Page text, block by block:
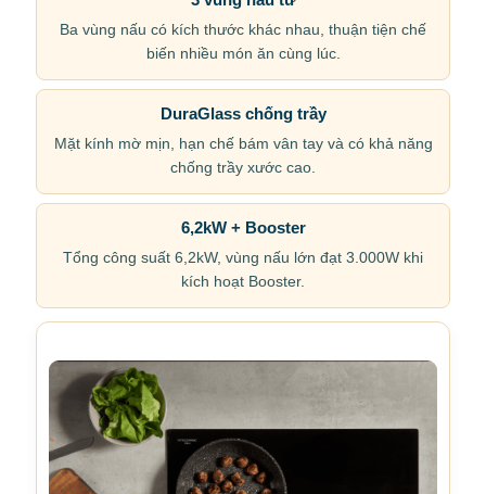
Ba vùng nấu có kích thước khác nhau, thuận tiện chế
biến nhiều món ăn cùng lúc.
DuraGlass chống trầy
Mặt kính mờ mịn, hạn chế bám vân tay và có khả năng
chống trầy xước cao.
6,2kW + Booster
Tổng công suất 6,2kW, vùng nấu lớn đạt 3.000W khi
kích hoạt Booster.